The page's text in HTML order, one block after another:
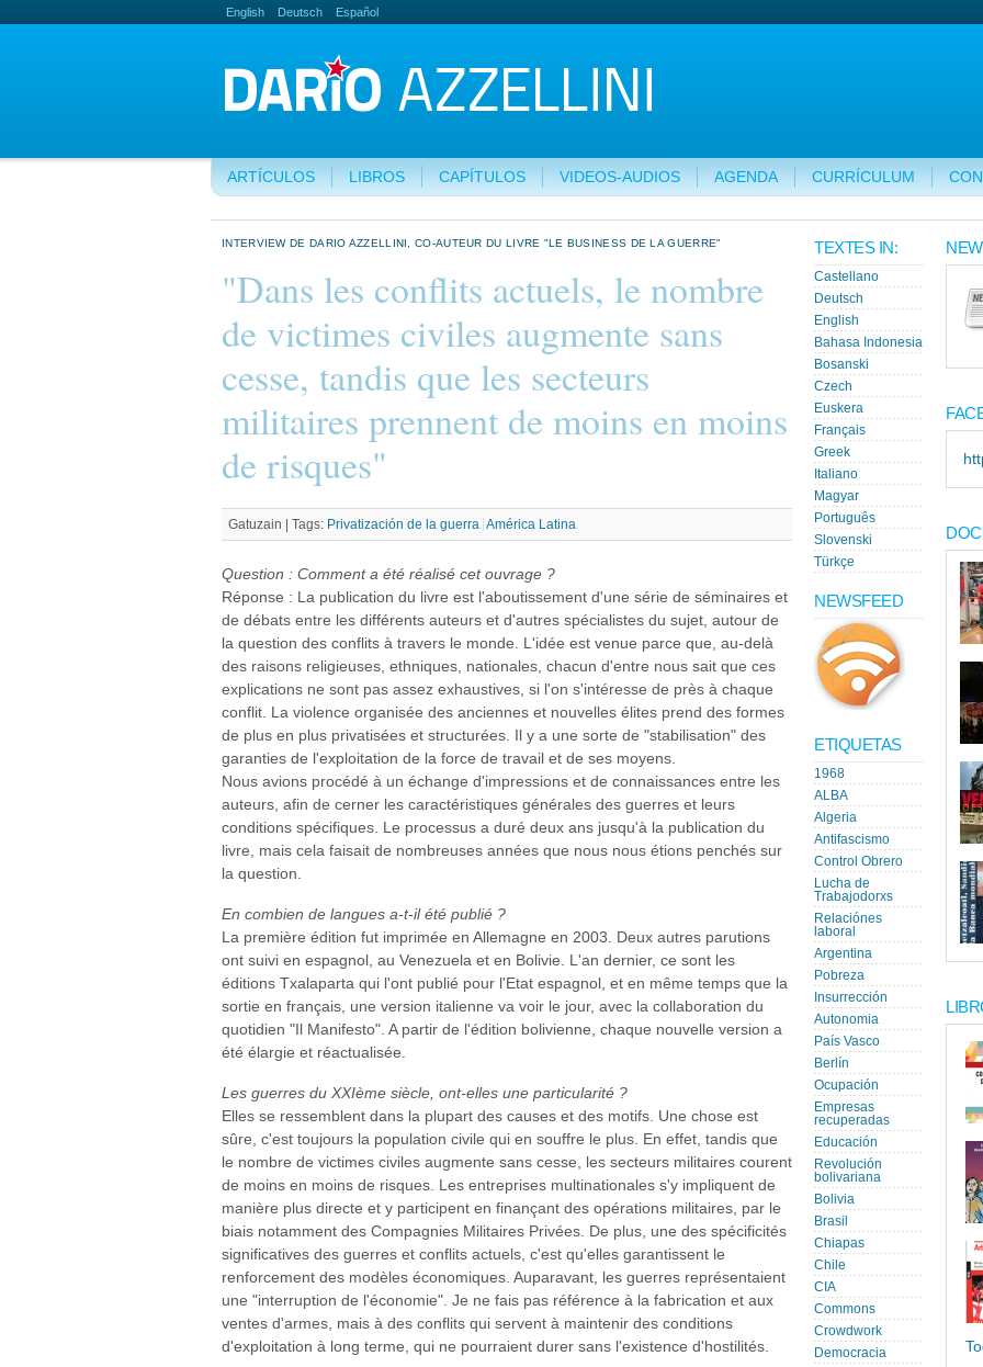
English Deutsch Español
ARTÍCULOS LIBROS CAPÍTULOS VIDEOS-AUDIOS AGENDA CURRÍCULUM
INTERVIEW DE DARIO AZZELLINI, CO-AUTEUR DU LIVRE "LE BUSINESS DE LA GUERRE"
"Dans les conflits actuels, le nombre
de victimes civiles augmente sans
cesse, tandis que les secteurs
militaires prennent de moins en moins
de risques"
Gatuzain | Tags: Privatización de la guerra América Latina
Question : Comment a été réalisé cet ouvrage ?
Réponse : La publication du livre est l'aboutissement d'une série de séminaires et
de débats entre les différents auteurs et d'autres spécialistes du sujet, autour de
la question des conflits à travers le monde. L'idée est venue parce que, au-delà
des raisons religieuses, ethniques, nationales, chacun d'entre nous sait que ces
explications ne sont pas assez exhaustives, si l'on s'intéresse de près à chaque
conflit. La violence organisée des anciennes et nouvelles élites prend des formes
de plus en plus privatisées et structurées. Il y a une sorte de "stabilisation" des
garanties de l'exploitation de la force de travail et de ses moyens.
Nous avions procédé à un échange d'impressions et de connaissances entre les
auteurs, afin de cerner les caractéristiques générales des guerres et leurs
conditions spécifiques. Le processus a duré deux ans jusqu'à la publication du
livre, mais cela faisait de nombreuses années que nous nous étions penchés sur
la question.
En combien de langues a-t-il été publié ?
La première édition fut imprimée en Allemagne en 2003. Deux autres parutions
ont suivi en espagnol, au Venezuela et en Bolivie. L'an dernier, ce sont les
éditions Txalaparta qui l'ont publié pour l'Etat espagnol, et en même temps que la
sortie en français, une version italienne va voir le jour, avec la collaboration du
quotidien "Il Manifesto". A partir de l'édition bolivienne, chaque nouvelle version a
été élargie et réactualisée.
Les guerres du XXIème siècle, ont-elles une particularité ?
Elles se ressemblent dans la plupart des causes et des motifs. Une chose est
sûre, c'est toujours la population civile qui en souffre le plus. En effet, tandis que
le nombre de victimes civiles augmente sans cesse, les secteurs militaires courent
de moins en moins de risques. Les entreprises multinationales s'y impliquent de
manière plus directe et y participent en finançant des opérations militaires, par le
biais notamment des Compagnies Militaires Privées. De plus, une des spécificités
significatives des guerres et conflits actuels, c'est qu'elles garantissent le
renforcement des modèles économiques. Auparavant, les guerres représentaient
une "interruption de l'économie". Je ne fais pas référence à la fabrication et aux
ventes d'armes, mais à des conflits qui servent à maintenir des conditions
d'exploitation à long terme, qui ne pourraient durer sans l'existence d'hostilités.
TEXTES IN:
Castellano
Deutsch
English
Bahasa Indonesia
Bosanski
Czech
Euskera
Français
Greek
Italiano
Magyar
Português
Slovenski
Türkçe
NEWSFEED
ETIQUETAS
1968
ALBA
Algeria
Antifascismo
Control Obrero
Lucha de
Trabajodorxs
Relaciónes
laboral
Argentina
Pobreza
Insurrección
Autonomia
País Vasco
Berlín
Ocupación
Empresas
recuperadas
Educación
Revolución
bolivariana
Bolivia
Brasil
Chiapas
Chile
CIA
Commons
Crowdwork
Democracia